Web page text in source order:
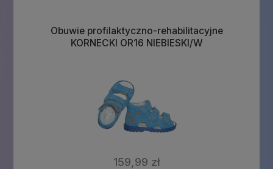
Obuwie profilaktyczno-rehabilitacyjne
KORNECKI OR16 NIEBIESKI/W
159,99 zł